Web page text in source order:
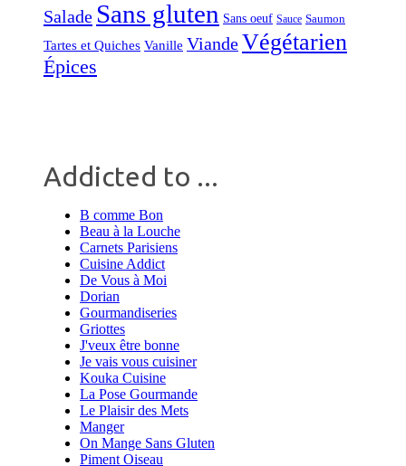
Salade Sans gluten Sans oeuf Sauce Saumon
Tartes et Quiches Vanille ViandeVégétarien
Épices
Addicted to ...
B comme Bon
Beau à la Louche
Carnets Parisiens
Cuisine Addict
De Vous à Moi
Dorian
Gourmandiseries
Griottes
J'veux être bonne
Je vais vous cuisiner
Kouka Cuisine
La Pose Gourmande
Le Plaisir des Mets
Manger
On Mange Sans Gluten
Piment Oiseau